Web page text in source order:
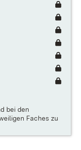
bei den
Faches zu